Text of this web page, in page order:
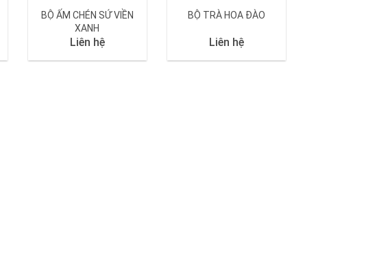
BỘ ẤM CHÉN SỨ VIỀN
XANH
Liên hệ
BỘ TRÀ HOA ĐÀO
Liên hệ